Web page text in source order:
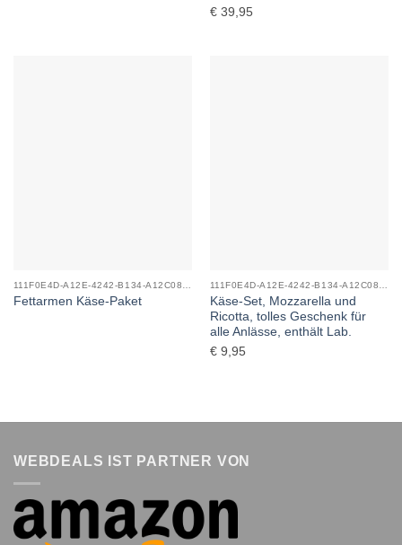
€39,95
Fettarmen Käse-Paket
Käse-Set, Mozzarella und
Ricotta, tolles Geschenk für
alle Anlässe, enthält Lab.
€9,95
WEBDEALS IST PARTNER VON